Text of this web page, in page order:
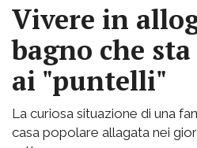
Vivere in
bagno che
ai "puntelli"
La curiosa situazione di una
casa popolare allagata nei